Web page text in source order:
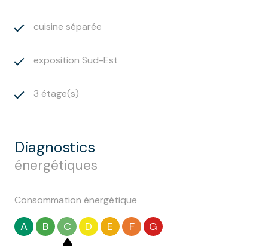
cuisine séparée
exposition Sud-Est
3 étage(s)
diagnostics
énergétiques
Consommation énergétique
A B C D E F G